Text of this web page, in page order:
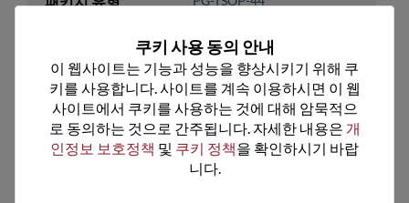
ROHS 준수 Yes
리드프리 Unknown
패키지 유형 Tray
패키지 수량 270
쿠키 사용 동의 안내
이 웹사이트는 기능과 성능을 향상시키기 위해 쿠
키를 사용합니다. 사이트를 계속 이용하시면 이 웹
사이트에서 쿠키를 사용하는 것에 대해 암묵적으
로 동의하는 것으로 간주됩니다. 자세한 내용은 개
인정보 보호정책 및 쿠키 정책을 확인하시기 바랍
니다.